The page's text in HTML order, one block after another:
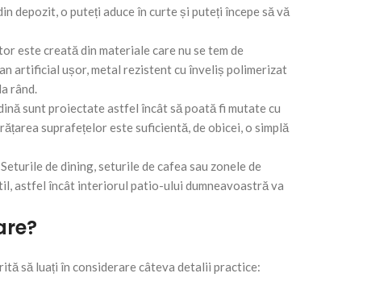
depozit, o puteți aduce în curte și puteți începe să vă
este creată din materiale care nu se tem de
artificial ușor, metal rezistent cu înveliș polimerizat
rând.
sunt proiectate astfel încât să poată fi mutate cu
suprafețelor este suficientă, de obicei, o simplă
de dining, seturile de cafea sau zonele de
astfel încât interiorul patio-ului dumneavoastră va
să luați în considerare câteva detalii practice: